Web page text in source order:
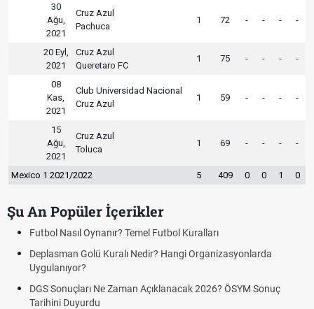
30
Ağu,
2021
Cruz Azul
Pachuca
1 72 - - - -
20 Eyl,
2021
Cruz Azul
Queretaro FC
1 75 - - - -
08
Kas,
2021
Club Universidad Nacional
Cruz Azul
1 59 - - - -
15
Ağu,
2021
Cruz Azul
Toluca
1 69 - - - -
Mexico 1 2021/2022 5 409 0 0 1 0
Şu An Popüler İçerikler
Futbol Nasıl Oynanır? Temel Futbol Kuralları
Deplasman Golü Kuralı Nedir? Hangi Organizasyonlarda
Uygulanıyor?
DGS Sonuçları Ne Zaman Açıklanacak 2026? ÖSYM Sonuç
Tarihini Duyurdu